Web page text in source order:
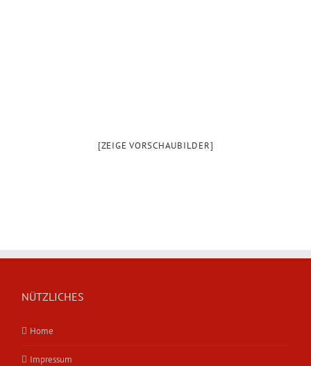
[ZEIGE VORSCHAUBILDER]
NÜTZLICHES
Home
Impressum